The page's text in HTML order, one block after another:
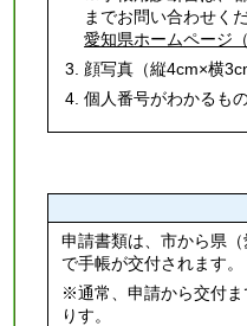
までお問い合わせくだ
愛知県ホームページ
顔写真（縦4cm×横
個人番号がわかるも
申請書類は、市から県
で手帳が交付されます。
※通常、申請から交付ま
りす。